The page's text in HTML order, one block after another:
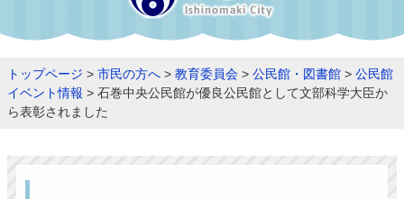
トップページ > 市民の方へ > 教育委員会 > 公民館・図書館 > 公民館
イベント情報 > 石巻中央公民館が優良公民館として文部科学大臣か
ら表彰されました